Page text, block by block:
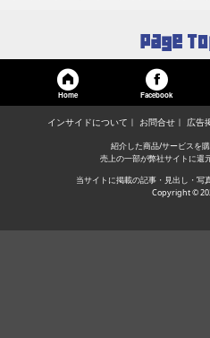
Home Facebook
インサイドについて お問合せ 広告
紹介した商品/サービスを購
売上の一部が弊社サイトに還
当サイトに掲載の記事・見出し・写
Copyright ©